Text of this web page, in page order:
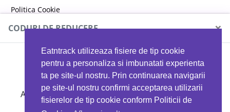
Eatntrack utilizeaza fisiere de tip cookie
pentru a personaliza si imbunatati experienta
ta pe site-ul nostru. Prin continuarea navigarii
pe site-ul nostru confirmi acceptarea utilizarii
fisierelor de tip cookie conform Politicii de
Politica Cookie
Politica de confidențialitate
CODURI DE REDUCERE ×
MYPROTEIN
Ai 40%reducere la orice comandă folosind codul
EATTRACK